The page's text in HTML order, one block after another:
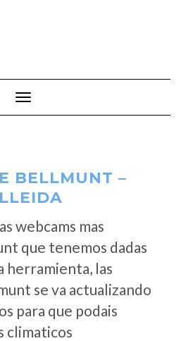
Cambiar modo de navegación
BELLMUNT –
webcams mas
que tenemos dadas
herramienta, las
se va actualizando
para que podais
climaticos